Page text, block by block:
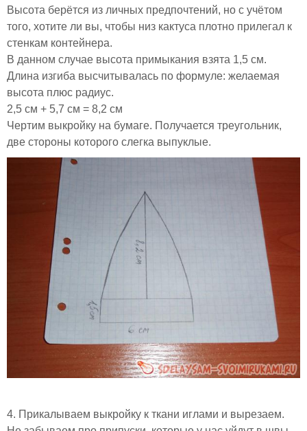
Высота берётся из личных предпочтений, но с учётом
того, хотите ли вы, чтобы низ кактуса плотно прилегал к
стенкам контейнера.
В данном случае высота примыкания взята 1,5 см.
Длина изгиба высчитывалась по формуле: желаемая
высота плюс радиус.
2,5 см + 5,7 см = 8,2 см
Чертим выкройку на бумаге. Получается треугольник,
две стороны которого слегка выпуклые.
4. Прикалываем выкройку к ткани иглами и вырезаем.